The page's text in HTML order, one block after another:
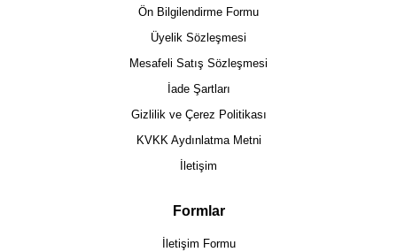
Ön Bilgilendirme Formu
Üyelik Sözleşmesi
Mesafeli Satış Sözleşmesi
İade Şartları
Gizlilik ve Çerez Politikası
KVKK Aydınlatma Metni
İletişim
Formlar
İletişim Formu